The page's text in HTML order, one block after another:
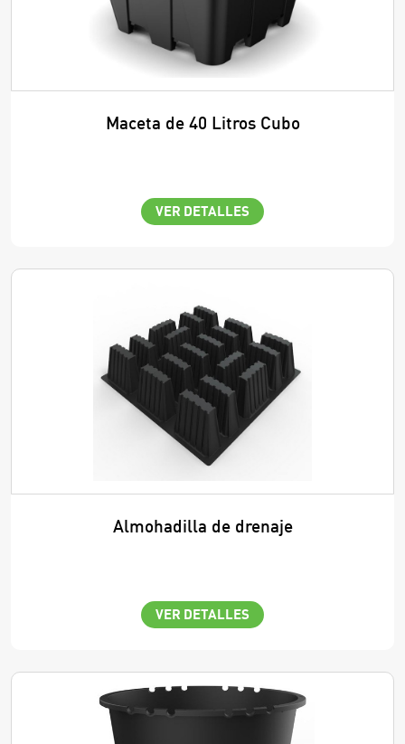
Maceta de 40 Litros Cubo
VER DETALLES
Almohadilla de drenaje
VER DETALLES